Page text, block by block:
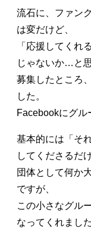
流石に、ファン
は変だけど、
「応援してくれ
じゃないか…と思
募集したところ
した。
Facebookにグル
基本的には「そ
してくださるだ
団体として何か
ですが、
この小さなグル
なってくれました